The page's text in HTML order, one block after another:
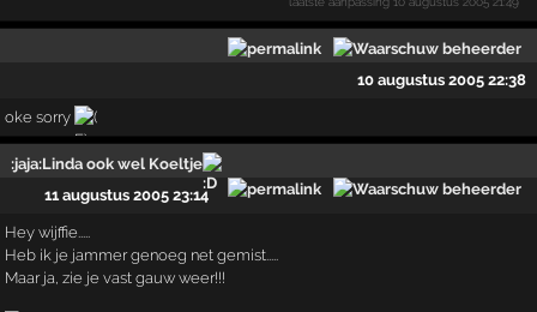
10 augustus 2005 22:38
oke sorry
:jaja:Linda ook wel Koeltje
11 augustus 2005 23:14
Hey wijffie.....
Heb ik je jammer genoeg net gemist.....
Maar ja, zie je vast gauw weer!!!